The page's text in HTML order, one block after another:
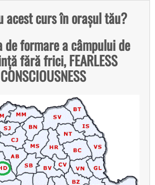
acest curs în orașul tău?
de formare a câmpului de
fără frici, FEARLESS
CONSCIOUSNESS